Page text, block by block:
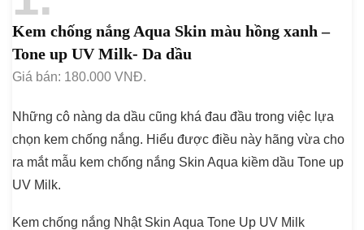
Kem chống nắng Aqua Skin màu hồng xanh –
Tone up UV Milk- Da dầu
Giá bán: 180.000 VNĐ.
Những cô nàng da dầu cũng khá đau đầu trong việc lựa
chọn kem chống nắng. Hiểu được điều này hãng vừa cho
ra mắt mẫu kem chống nắng Skin Aqua kiềm dầu Tone up
UV Milk.
Kem chống nắng Nhật Skin Aqua Tone Up UV Milk